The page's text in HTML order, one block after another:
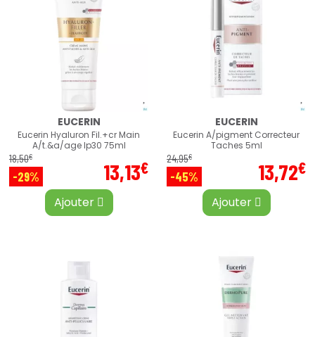
EUCERIN
Eucerin Hyaluron Fil.+cr Main
A/t.&a/age Ip30 75ml
18,50€
-29% 13,13€
Ajouter
EUCERIN
Eucerin A/pigment Correcteur
Taches 5ml
24,95€
-45% 13,72€
Ajouter